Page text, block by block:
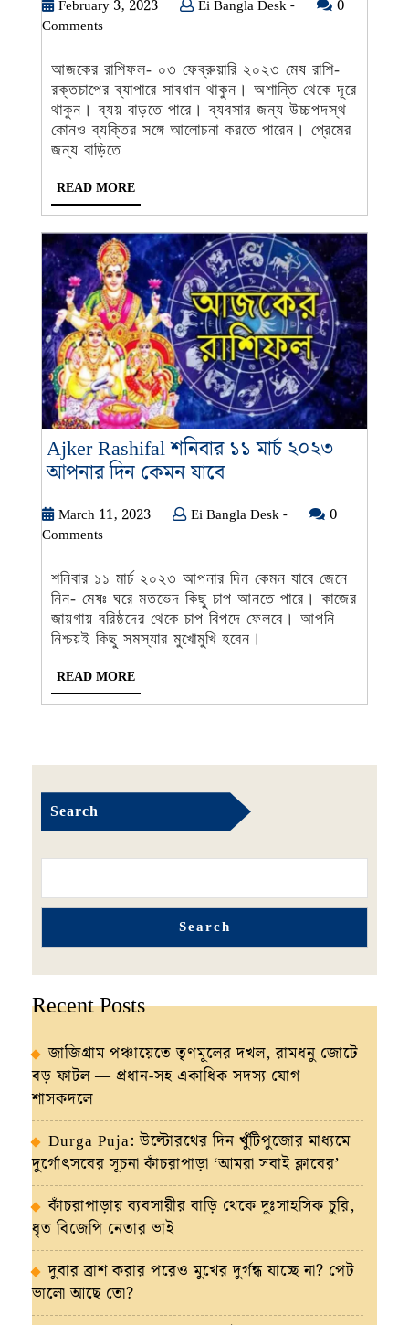
০৩
২০২৩,
আপনার
দিন
কেমন
February 3, 2023FebruaryEi Bangla Desk -Ei
-
0
Comments
আজকের রাশিফল- ০৩ ফেব্রুয়ারি ২০২৩ মেষ রাশি-
রক্তচাপের ব্যাপারে সাবধান থাকুন। অশান্তি থেকে দূরে
থাকুন। ব্যয় বাড়তে পারে। ব্যবসার জন্য উচ্চপদস্থ
কোনও ব্যক্তির সঙ্গে আলোচনা করতে পারেন। প্রেমের
জন্য বাড়িতে
READ MOREREAD
MORE
Ajker Rashifal শনিবার ১১ মার্চ ২০২৩
আপনার দিন কেমন যাবেAjker
শনিবার
মার্চ
২০২৩
আপনার
দিন
March 11, 2023March Ei Bangla Desk -Ei
0
Comments
শনিবার ১১ মার্চ ২০২৩ আপনার দিন কেমন যাবে জেনে
নিন- মেষঃ ঘরে মতভেদ কিছু চাপ আনতে পারে। কাজের
জায়গায় বরিষ্ঠদের থেকে চাপ বিপদে ফেলবে। আপনি
নিশ্চয়ই কিছু সমস্যার মুখোমুখি হবেন।
READ MOREREAD
MORE
Search
Search
Recent Posts
জাজিগ্রাম পঞ্চায়েতে তৃণমূলের দখল, রামধনু জোটে
বড় ফাটল — প্রধান-সহ একাধিক সদস্য যোগ
শাসকদলে
Durga Puja: উল্টোরথের দিন খুঁটিপুজোর মাধ্যমে
দুর্গোৎসবের সূচনা কাঁচরাপাড়া ‘আমরা সবাই ক্লাবের’
কাঁচরাপাড়ায় ব্যবসায়ীর বাড়ি থেকে দুঃসাহসিক চুরি,
ধৃত বিজেপি নেতার ভাই
দুবার ব্রাশ করার পরেও মুখের দুর্গন্ধ যাচ্ছে না? পেট
ভালো আছে তো?